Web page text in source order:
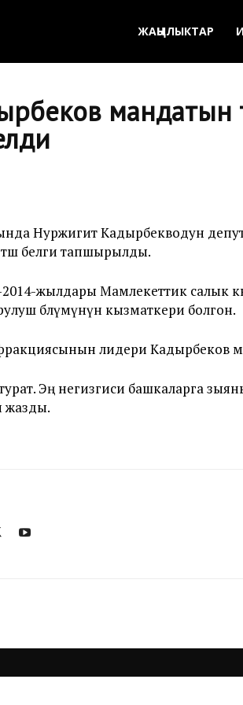
ЖАҢЫЛЫКТАР
Нуржигит Кадырбекводун
белги тапшырылды.
жылдары Мамлекеттик салык
бөлүмүнүн кызматкери болгон.
лидери Кадырбеков
Эң негизгиси башкаларга
жазды.